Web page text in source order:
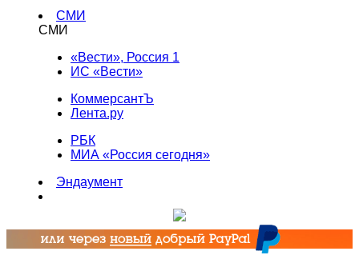
СМИ
СМИ
«Вести», Россия 1
ИС «Вести»
КоммерсантЪ
Лента.ру
РБК
МИА «Россия сегодня»
Эндаумент